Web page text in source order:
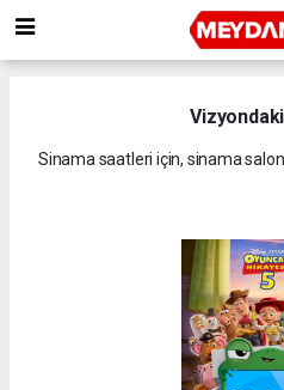
Vizyondaki
Sinama saatleri için, sinama